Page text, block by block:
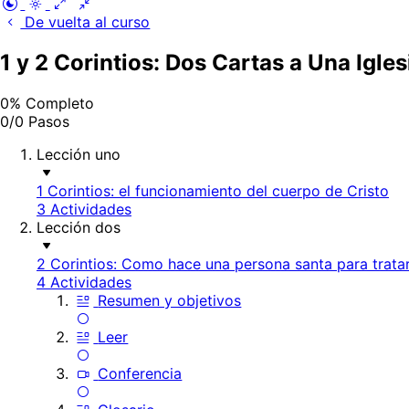
De vuelta al curso
1 y 2 Corintios: Dos Cartas a Una
0% Completo
0/0 Pasos
Lección uno
1 Corintios: el funcionamiento del cuerpo de Cristo
3 Actividades
Lección dos
2 Corintios: Como hace una persona santa para
4 Actividades
Resumen y objetivos
Leer
Conferencia